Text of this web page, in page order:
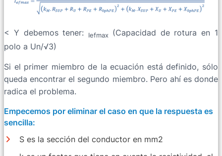
< Y debemos tener: Iefmax (Capacidad de rotura en 1
polo a Un/√3)
Si el primer miembro de la ecuación está definido, sólo
queda encontrar el segundo miembro. Pero ahí es donde
radica el problema.
Empecemos por eliminar el caso en que la respuesta es
sencilla:
S es la sección del conductor en mm2